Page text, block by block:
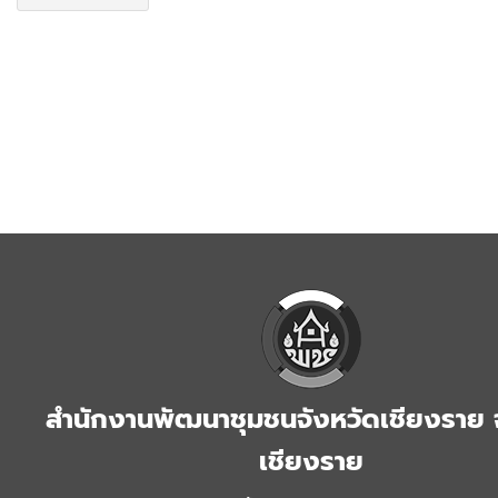
สำนักงานพัฒนาชุมชนจังหวัดเชียงราย
เชียงราย